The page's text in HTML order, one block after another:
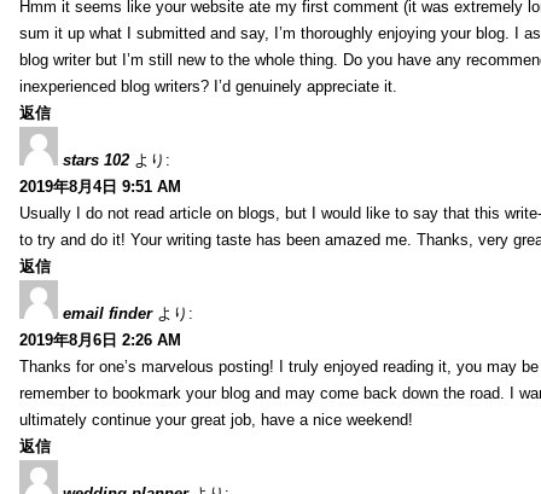
Hmm it seems like your website ate my first comment (it was extremely
sum it up what I submitted and say, I’m thoroughly enjoying your blog. I
blog writer but I’m still new to the whole thing. Do you have any
inexperienced blog writers? I’d genuinely appreciate it.
返信
stars 102 より:
2019年8月4日 9:51 AM
Usually I do not read article on blogs, but I would like to say that this
to try and do it! Your writing taste has been amazed me. Thanks, very
返信
email finder より:
2019年8月6日 2:26 AM
Thanks for one’s marvelous posting! I truly enjoyed reading it, you may
remember to bookmark your blog and may come back down the road. I
ultimately continue your great job, have a nice weekend!
返信